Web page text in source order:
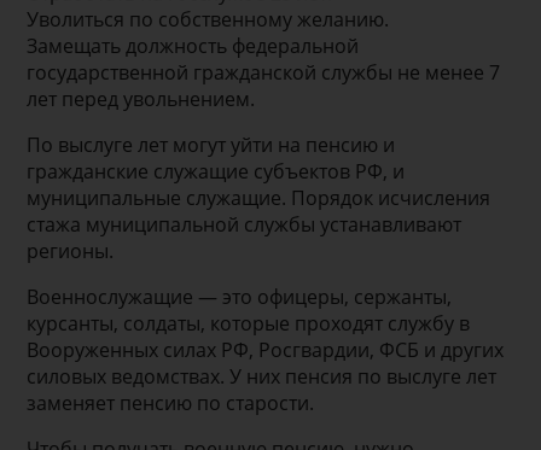
Уволиться по собственному желанию.
Замещать должность федеральной
государственной гражданской службы не менее 7
лет перед увольнением.
По выслуге лет могут уйти на пенсию и
гражданские служащие субъектов РФ, и
муниципальные служащие. Порядок исчисления
стажа муниципальной службы устанавливают
регионы.
Военнослужащие — это офицеры, сержанты,
курсанты, солдаты, которые проходят службу в
Вооруженных силах РФ, Росгвардии, ФСБ и других
силовых ведомствах. У них пенсия по выслуге лет
заменяет пенсию по старости.